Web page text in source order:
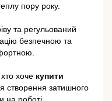
пору року.
та регульований
безпечною та
хоче купити
створення затишного